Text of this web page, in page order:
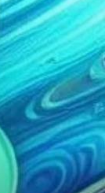
qu’il
hausse
des…